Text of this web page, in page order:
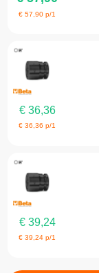
€57,90 p/1
€36,36
€36,36 p/1
€39,24
€39,24 p/1